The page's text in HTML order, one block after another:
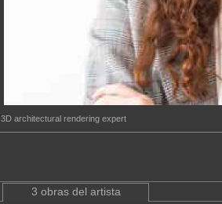
3D architectural rendering expert
3 obras del artista